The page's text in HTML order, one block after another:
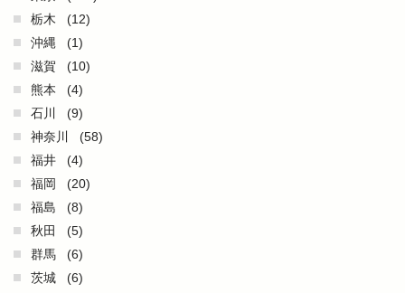
栃木
(12)
沖縄
(1)
滋賀
(10)
熊本
(4)
石川
(9)
神奈川
(58)
福井
(4)
福岡
(20)
福島
(8)
秋田
(5)
群馬
(6)
茨城
(6)